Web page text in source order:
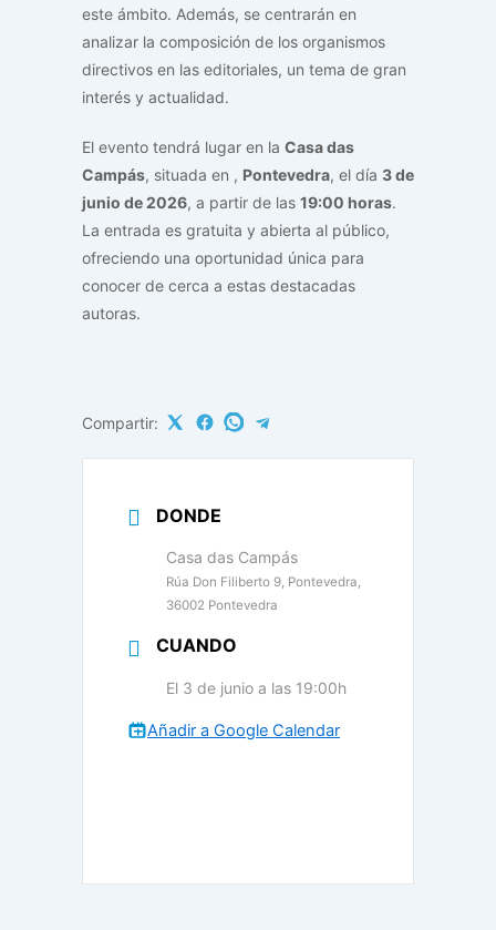
este ámbito. Además, se centrarán en
analizar la composición de los organismos
directivos en las editoriales, un tema de gran
interés y actualidad.
El evento tendrá lugar en la Casa das
Campás, situada en , Pontevedra, el día 3 de
junio de 2026, a partir de las 19:00 horas.
La entrada es gratuita y abierta al público,
ofreciendo una oportunidad única para
conocer de cerca a estas destacadas
autoras.
Compartir:
DONDE
Casa das Campás
Rúa Don Filiberto 9, Pontevedra,
36002 Pontevedra
CUANDO
El 3 de junio a las 19:00h
Añadir a Google Calendar